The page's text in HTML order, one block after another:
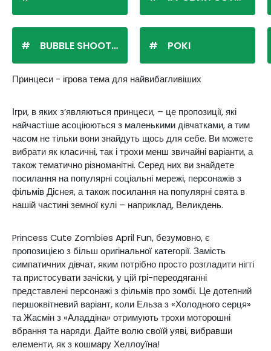
BUBBLE SHOOTER POKI
Принцеси - ігрова тема для найвибагливіших
Ігри, в яких з’являються принцеси, – це пропозиції, які
найчастіше асоціюються з маленькими дівчатками, а тим
часом не тільки вони знайдуть щось для себе. Ви можете
вибрати як класичні, так і трохи менш звичайні варіанти, а
також тематично різноманітні. Серед них ви знайдете
посилання на популярні соціальні мережі, персонажів з
фільмів Діснея, а також посилання на популярні свята в
нашій частині земної кулі – наприклад, Великдень.
Princess Cute Zombies April Fun, безумовно, є
пропозицією з більш оригінальної категорії. Замість
симпатичних дівчат, яким потрібно просто розгладити нігті
та пристосувати зачіски, у цій грі-переодяганні
представлені персонажі з фільмів про зомбі. Це дотепний
першоквітневий варіант, коли Ельза з «Холодного серця»
та Жасмін з «Аладдіна» отримують трохи моторошні
вбрання та наряди. Дайте волю своїй уяві, вибравши
елементи, як з кошмару Хеллоуїна!